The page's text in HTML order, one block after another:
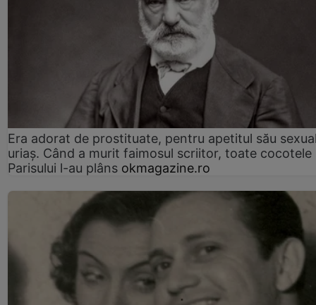
Era adorat de prostituate, pentru apetitul său
uriaș. Când a murit faimosul scriitor, toate cocotele
Parisului l-au plâns okmagazine.ro